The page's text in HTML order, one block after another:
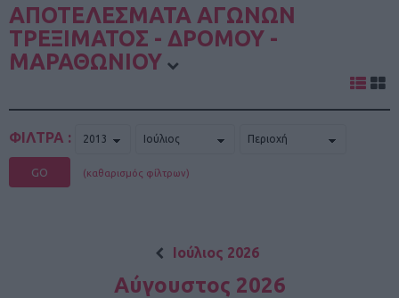
ΑΠΟΤΕΛΕΣΜΑΤΑ ΑΓΩΝΩΝ
ΤΡΕΞΙΜΑΤΟΣ - ΔΡΟΜΟΥ -
ΜΑΡΑΘΩΝΙΟΥ
ΦΙΛΤΡΑ :
GO (καθαρισμός φίλτρων)
Ιούλιος 2026
Αύγουστος 2026